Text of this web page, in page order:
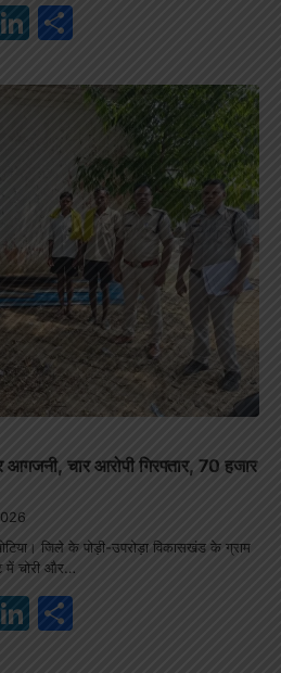
LinkedIn
आगजनी, चार आरोपी गिरफ्तार, 70 हजार
जिले के पोड़ी-उपरोड़ा विकासखंड के ग्राम
में चोरी और…
LinkedIn